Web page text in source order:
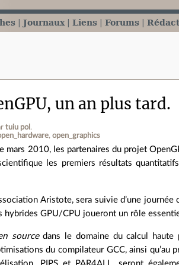
Journaux Liens Forums
un an plus tard.
tuiu pol .
open_graphics
mars 2010, les partenaires du projet
les premiers résultats
Aristote, sera suivie d’une journée
hybrides GPU/CPU joueront un rôle
sourcedans le domaine du calcul haute
du compilateur GCC, ainsi qu’au